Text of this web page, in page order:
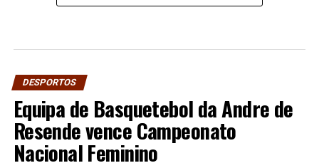
DESPORTOS
Equipa de Basquetebol da Andre de
Resende vence Campeonato
Nacional Feminino